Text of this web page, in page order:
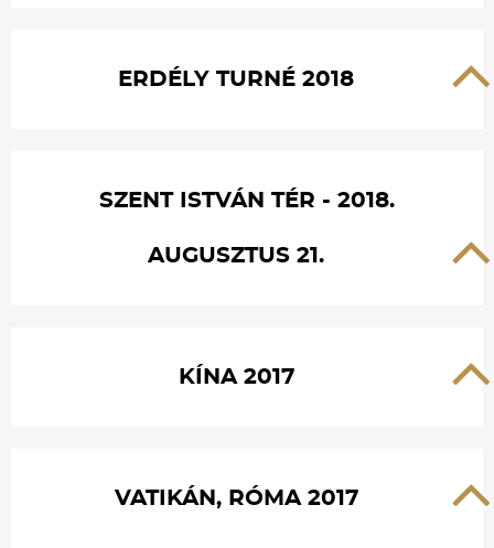
ERDÉLY TURNÉ 2018
SZENT ISTVÁN TÉR - 2018.
AUGUSZTUS 21.
KÍNA 2017
VATIKÁN, RÓMA 2017